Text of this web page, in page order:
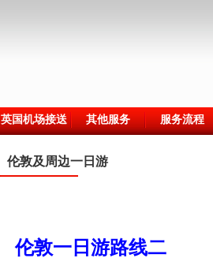
英国机场接送 其他服务 服务流程
伦敦及周边一日游
伦敦一日游路线二